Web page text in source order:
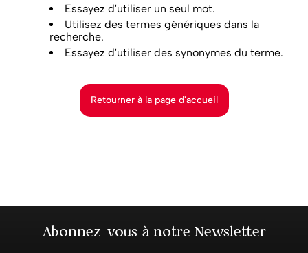
Essayez d'utiliser un seul mot.
Utilisez des termes génériques dans la
recherche.
Essayez d'utiliser des synonymes du terme.
Retourner à la page d'accueil
Abonnez-vous à notre Newsletter